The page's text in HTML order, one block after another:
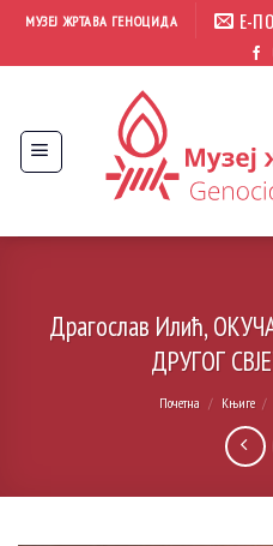
Прескочи
садржај
МУЗЕЈ ЖРТАВА ГЕНОЦИДА Е-
Драгослав Илић,
ДРУГОГ
Почетна / Књиге /